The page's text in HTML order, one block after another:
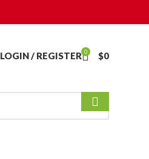
LOGIN / REGISTER 0 $0